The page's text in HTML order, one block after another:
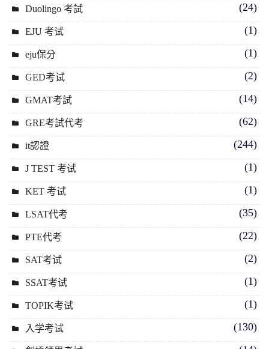
Duolingo 考試 (24)
EJU 考试 (1)
eju保分 (1)
GED考试 (2)
GMAT考試 (14)
GRE考試代考 (62)
it認證 (244)
J TEST 考试 (1)
KET 考试 (1)
LSAT代考 (35)
PTE代考 (22)
SAT考试 (2)
SSAT考试 (1)
TOPIK考试 (1)
入学考试 (130)